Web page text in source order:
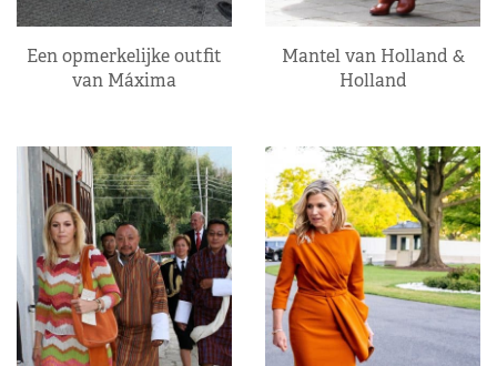
Een opmerkelijke outfit
van Máxima
Mantel van Holland &
Holland